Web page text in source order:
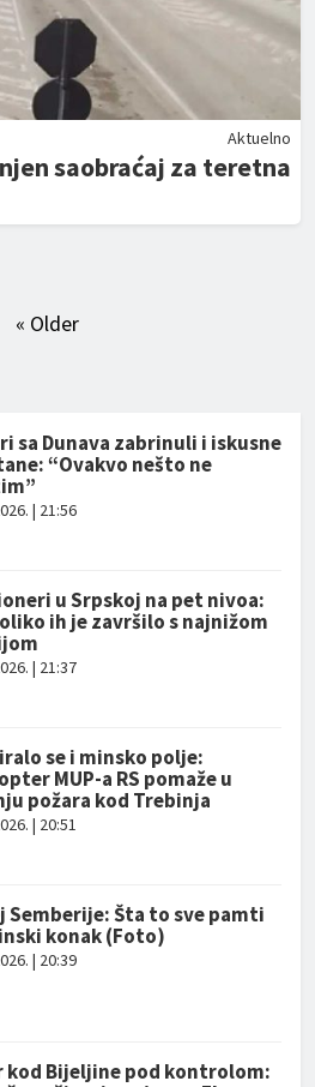
Aktuelno
saobraćaj za teretna
« Older
sa Dunava zabrinuli i iskusne
“Ovakvo nešto ne
| 21:56
u Srpskoj na pet nivoa:
ih je završilo s najnižom
| 21:37
se i minsko polje:
MUP-a RS pomaže u
požara kod Trebinja
| 20:51
Semberije: Šta to sve pamti
konak (Foto)
| 20:39
kod Bijeljine pod kontrolom: